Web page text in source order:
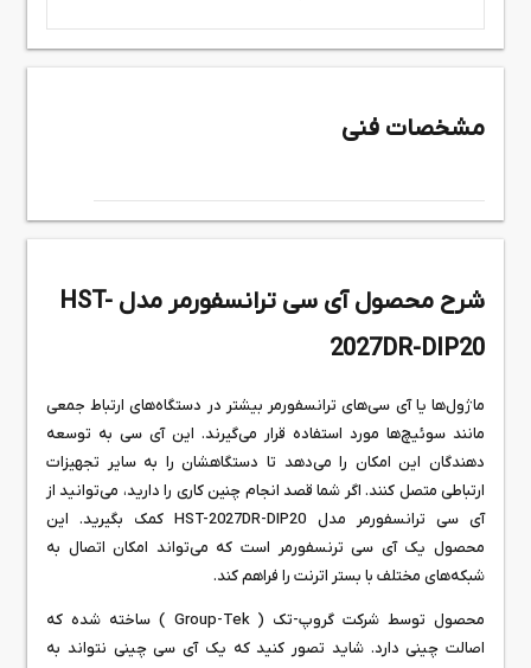
مشخصات فنی
شرح محصول آی سی ترانسفورمر مدل HST-
2027DR-DIP20
ماژول‌ها یا آی سی‌های ترانسفورمر بیشتر در دستگاه‌های ارتباط جمعی
مانند سوئیچ‌ها مورد استفاده قرار می‌گیرند. این آی سی به توسعه
دهندگان این امکان را می‌دهد تا دستگاهشان را به سایر تجهیزات
ارتباطی متصل کنند. اگر شما قصد انجام چنین کاری را دارید، می‌توانید از
آی سی ترانسفورمر مدل HST-2027DR-DIP20 کمک بگیرید. این
محصول یک آی سی ترنسفورمر است که می‌تواند امکان اتصال به
شبکه‌های مختلف با بستر اترنت را فراهم کند.
محصول توسط شرکت گروپ-تک ( Group-Tek ) ساخته شده که
اصالت چینی دارد. شاید تصور کنید که یک آی سی چینی نتواند به